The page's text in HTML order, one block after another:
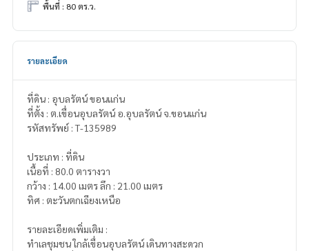
พื้นที่ : 80 ตร.ว.
รายละเอียด
ที่ดิน : อุบลรัตน์ ขอนแก่น
ที่ตั้ง : ต.เขื่อนอุบลรัตน์ อ.อุบลรัตน์ จ.ขอนแก่น
รหัสทรัพย์ : T-135989
ประเภท : ที่ดิน
เนื้อที่ : 80.0 ตารางวา
กว้าง : 14.00 เมตร ลึก : 21.00 เมตร
ทิศ : ตะวันตกเฉียงเหนือ
รายละเอียดเพิ่มเติม :
ทำเลชุมชน ใกล้เขื่อนอุบลรัตน์ เดินทางสะดวก